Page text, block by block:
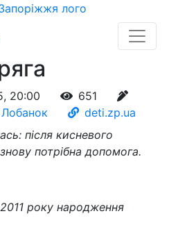
20:00
651
deti.zp.ua
після кисневого
потрібна допомога.
року народження